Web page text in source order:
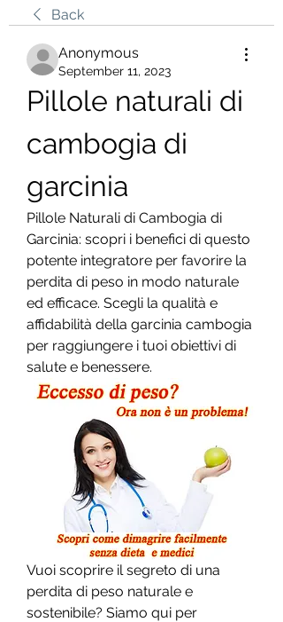
Back
Anonymous
September 11, 2023
Pillole naturali di
cambogia di
garcinia
Pillole Naturali di Cambogia di
Garcinia: scopri i benefici di questo
potente integratore per favorire la
perdita di peso in modo naturale
ed efficace. Scegli la qualità e
affidabilità della garcinia cambogia
per raggiungere i tuoi obiettivi di
salute e benessere.
Vuoi scoprire il segreto di una
perdita di peso naturale e
sostenibile? Siamo qui per